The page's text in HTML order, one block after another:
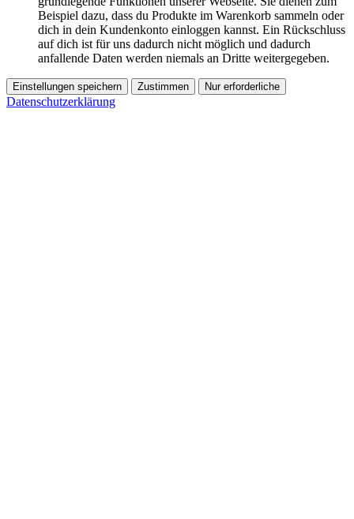
Beispiel dazu, dass du Produkte im Warenkorb sammeln oder
dich in dein Kundenkonto einloggen kannst. Ein Rückschluss
auf dich ist für uns dadurch nicht möglich und dadurch
anfallende Daten werden niemals an Dritte weitergegeben.
Einstellungen speichern Zustimmen Nur erforderliche
Datenschutzerklärung